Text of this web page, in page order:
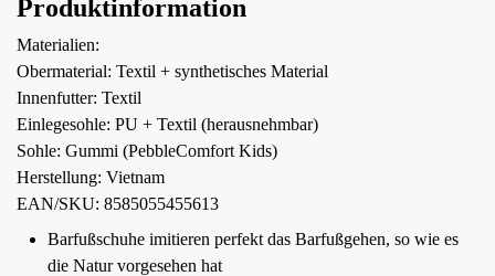
Produktinformation
Materialien:
Obermaterial: Textil + synthetisches Material
Innenfutter: Textil
Einlegesohle: PU + Textil (herausnehmbar)
Sohle: Gummi (PebbleComfort Kids)
Herstellung: Vietnam
EAN/SKU: 8585055455613
Barfußschuhe imitieren perfekt das Barfußgehen, so wie es
die Natur vorgesehen hat